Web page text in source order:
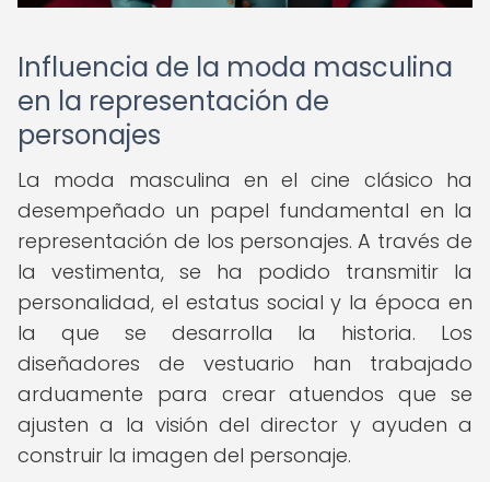
Influencia de la moda masculina
en la representación de
personajes
La moda masculina en el cine clásico ha
desempeñado un papel fundamental en la
representación de los personajes. A través de
la vestimenta, se ha podido transmitir la
personalidad, el estatus social y la época en
la que se desarrolla la historia. Los
diseñadores de vestuario han trabajado
arduamente para crear atuendos que se
ajusten a la visión del director y ayuden a
construir la imagen del personaje.